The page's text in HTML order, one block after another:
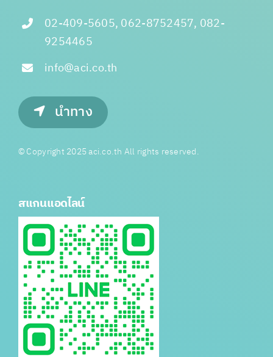
02-409-5605, 062-8752457, 082-
9254465
info@aci.co.th
นำทาง
© Copyright 2025 aci.co.th All rights reserved.
สแกนแอดไลน์